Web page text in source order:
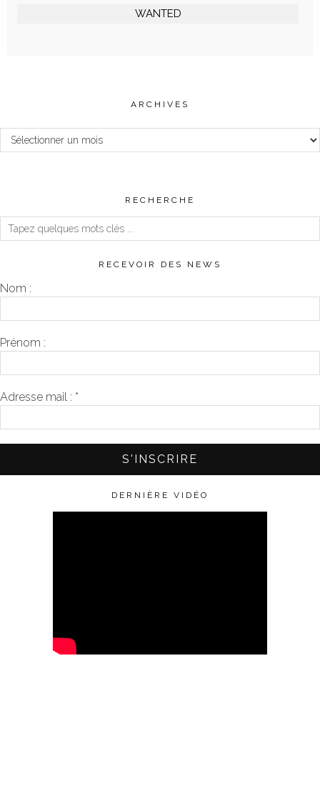
WANTED
ARCHIVES
Archives
RECHERCHE
RECEVOIR DES NEWS
Nom :
Prénom :
Adresse mail : *
DERNIÈRE VIDÉO